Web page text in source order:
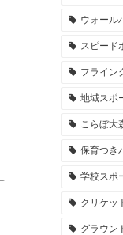
ウォール
スピード
フライン
地域スポ
こらぼ大
保育つき
学校スポ
クリケッ
グラウン